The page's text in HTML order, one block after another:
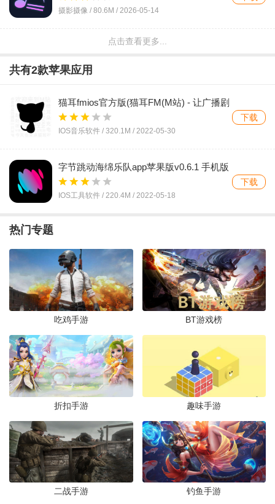
摄影摄像 / 80.6M / 2026-05-14
音频频谱分析仪安卓版appAudio Spectrum
影音播放 /
AudioAnchor音频播放器appv2.4.0 安卓版
下载
ATool音频处理app手机版v1.10 最新版
下载
影音播放 / 2025-12-22
下载
喵喵炫音app最新版v1.1.0 安卓版
摄影摄像 / 32.2M/2025-12-08
苏诺之音app官方版v1.0.0.3 手机版
摄影摄像 /14.4M/2025-10-30
迅捷音频转换器手机版v3.0.0.0 最新版
影音播放 /230.9M/ 2025-10-16
下载
音乐速度变更器最新版v13.7.0-pl 最新版
点击查看更多...
共有2款苹果应用
猫耳fmios官方版(猫耳FM(M站) - 让广播剧
流行起来)v4.8.0 iPhone版
IOS音乐软件 / 320.1M / 2022-05-30
下载
字节跳动海绵乐队app苹果版v0.6.1 手机版
IOS工具软件 / 220.4M / 2022-05-18
下载
热门专题
吃鸡手游 BT游戏榜
折扣手游 趣味手游
二战手游 钓鱼手游